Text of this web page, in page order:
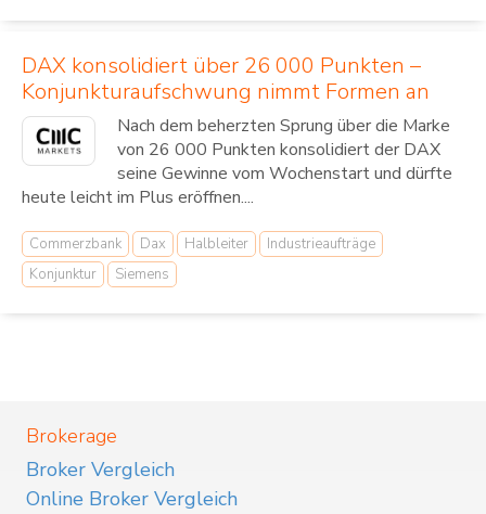
DAX konsolidiert über 26 000 Punkten –
Konjunkturaufschwung nimmt Formen an
Nach dem beherzten Sprung über die Marke
von 26 000 Punkten konsolidiert der DAX
seine Gewinne vom Wochenstart und dürfte
heute leicht im Plus eröffnen....
Commerzbank Dax Halbleiter
Industrieaufträge
Konjunktur
Siemens
Brokerage
Broker Vergleich
Online Broker Vergleich